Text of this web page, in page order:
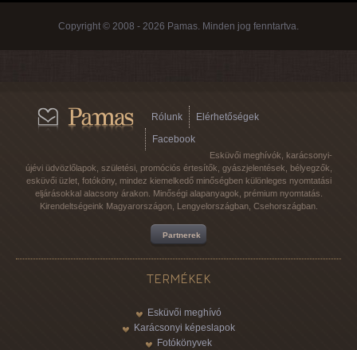
Copyright © 2008 - 2026 Pamas. Minden jog fenntartva.
Rólunk
Elérhetőségek
Facebook
Esküvői meghívók, karácsonyi-
újévi üdvözlőlapok, születési, promóciós értesítők, gyászjelentések, bélyegzők,
esküvői üzlet, fotóköny, mindez kiemelkedő minőségben különleges nyomtatási
eljárásokkal alacsony árakon. Minőségi alapanyagok, prémium nyomtatás.
Kirendeltségeink Magyarországon, Lengyelországban, Csehországban.
Partnerek
TERMÉKEK
Esküvői meghívó
Karácsonyi képeslapok
Fotókönyvek